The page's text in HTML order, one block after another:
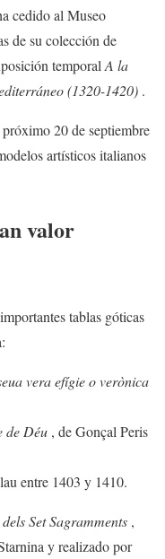
cedido al Museo
de su colección de
temporal A la
(1320-1420) .
20 de septiembre
artísticos italianos
valor
tablas góticas
vera efígie o verònica
de Déu , de Gonçal Peris
entre 1403 y 1410.
Set Sagramments ,
y realizado por